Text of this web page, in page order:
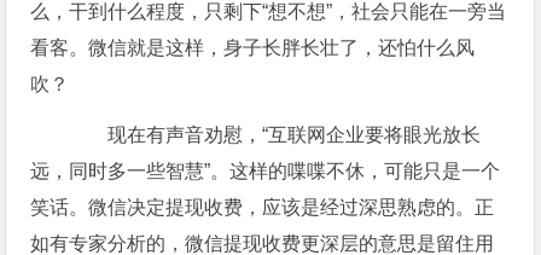
么，干到什么程度，只剩下“想不想”，社会只能在一旁当
看客。微信就是这样，身子长胖长壮了，还怕什么风
吹？
现在有声音劝慰，“互联网企业要将眼光放长
远，同时多一些智慧”。这样的喋喋不休，可能只是一个
笑话。微信决定提现收费，应该是经过深思熟虑的。正
如有专家分析的，微信提现收费更深层的意思是留住用